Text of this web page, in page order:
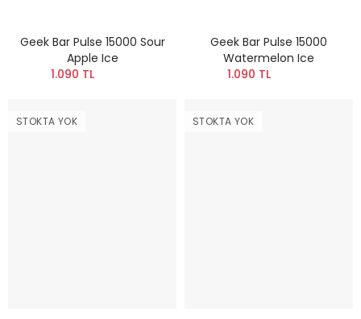
Geek Bar Pulse 15000 Sour
Apple Ice
1.090 TL
Geek Bar Pulse 15000
Watermelon Ice
1.090 TL
STOKTA YOK STOKTA YOK